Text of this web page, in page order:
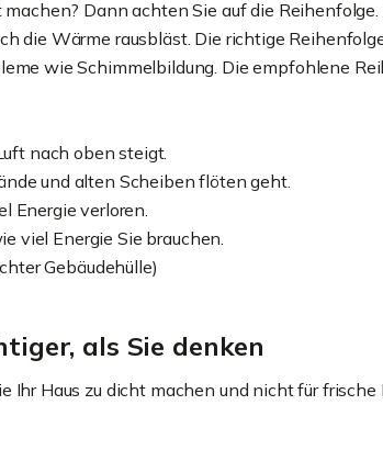
Dann achten Sie auf die
die Wärme rausbläst. Die richtige
wie Schimmelbildung. Die empfohlene
nach oben steigt.
und alten Scheiben flöten geht.
Energie verloren.
viel Energie Sie brauchen.
Gebäudehülle)
als Sie denken
Ihr Haus zu dicht machen und nicht für frische